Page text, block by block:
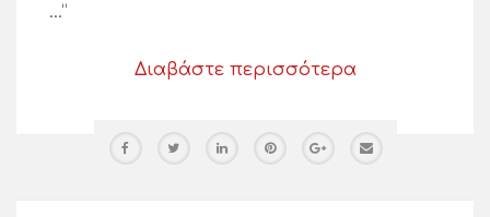
…”
Διαβάστε περισσότερα